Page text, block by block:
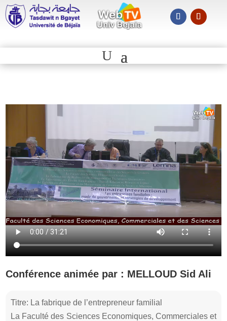
Conférence animée par : MELLOUD Sid Ali
Titre: La fabrique de l’entrepreneur familial
La Faculté des Sciences Economiques, Commerciales et